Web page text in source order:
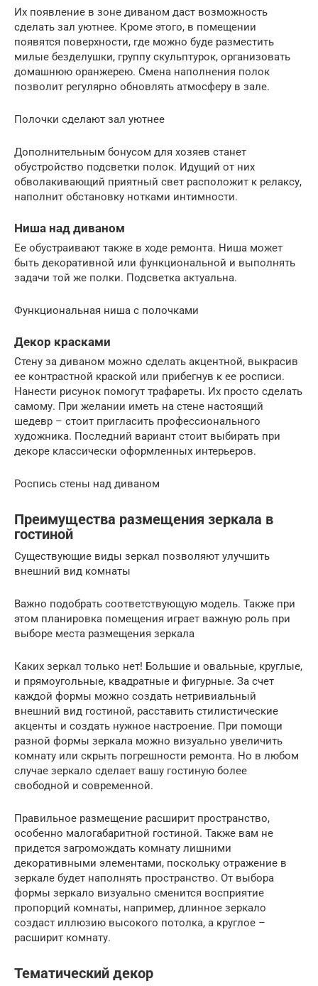
Их появление в зоне диваном даст возможность
сделать зал уютнее. Кроме этого, в помещении
появятся поверхности, где можно буде разместить
милые безделушки, группу скульптурок, организовать
домашнюю оранжерею. Смена наполнения полок
позволит регулярно обновлять атмосферу в зале.
Полочки сделают зал уютнее
Дополнительным бонусом для хозяев станет
обустройство подсветки полок. Идущий от них
обволакивающий приятный свет расположит к релаксу,
наполнит обстановку нотками интимности.
Ниша над диваном
Ее обустраивают также в ходе ремонта. Ниша может
быть декоративной или функциональной и выполнять
задачи той же полки. Подсветка актуальна.
Функциональная ниша с полочками
Декор красками
Стену за диваном можно сделать акцентной, выкрасив
ее контрастной краской или прибегнув к ее росписи.
Нанести рисунок помогут трафареты. Их просто сделать
самому. При желании иметь на стене настоящий
шедевр – стоит пригласить профессионального
художника. Последний вариант стоит выбирать при
декоре классически оформленных интерьеров.
Роспись стены над диваном
Преимущества размещения зеркала в
гостиной
Существующие виды зеркал позволяют улучшить
внешний вид комнаты
Важно подобрать соответствующую модель. Также при
этом планировка помещения играет важную роль при
выборе места размещения зеркала
Каких зеркал только нет! Большие и овальные, круглые,
и прямоугольные, квадратные и фигурные. За счет
каждой формы можно создать нетривиальный
внешний вид гостиной, расставить стилистические
акценты и создать нужное настроение. При помощи
разной формы зеркала можно визуально увеличить
комнату или скрыть погрешности ремонта. Но в любом
случае зеркало сделает вашу гостиную более
свободной и современной.
Правильное размещение расширит пространство,
особенно малогабаритной гостиной. Также вам не
придется загромождать комнату лишними
декоративными элементами, поскольку отражение в
зеркале будет наполнять пространство. От выбора
формы зеркало визуально сменится восприятие
пропорций комнаты, например, длинное зеркало
создаст иллюзию высокого потолка, а круглое –
расширит комнату.
Тематический декор